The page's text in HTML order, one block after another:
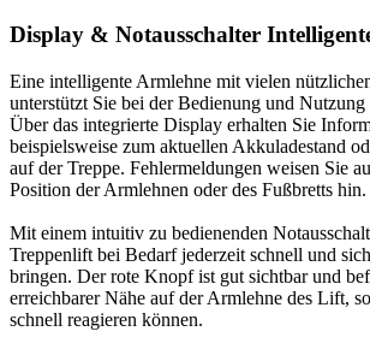
Display & Notausschalter
Eine intelligente Armlehne mit vielen
unterstützt Sie bei der Bedienung und
Über das integrierte Display erhalten Sie
beispielsweise zum aktuellen Akkuladestand
auf der Treppe. Fehlermeldungen weisen Sie
Position der Armlehnen oder des Fußbretts hin.
Mit einem intuitiv zu bedienenden
Treppenlift bei Bedarf jederzeit schnell und
bringen. Der rote Knopf ist gut sichtbar und
erreichbarer Nähe auf der Armlehne des Lift,
schnell reagieren können.